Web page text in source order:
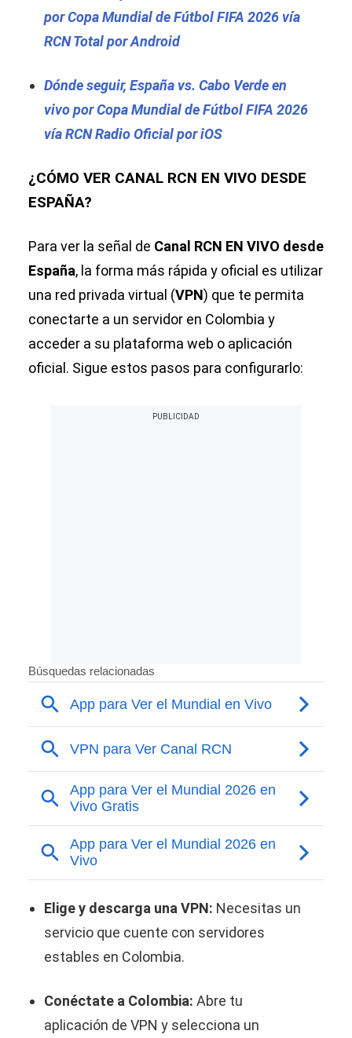
por Copa Mundial de Fútbol FIFA 2026 vía
RCN Total por Android
Dónde seguir, España vs. Cabo Verde en
vivo por Copa Mundial de Fútbol FIFA 2026
vía RCN Radio Oficial por iOS
¿CÓMO VER CANAL RCN EN VIVO DESDE
ESPAÑA?
Para ver la señal de Canal RCN EN VIVO desde
España, la forma más rápida y oficial es utilizar
una red privada virtual (VPN) que te permita
conectarte a un servidor en Colombia y
acceder a su plataforma web o aplicación
oficial. Sigue estos pasos para configurarlo:
Elige y descarga una VPN: Necesitas un
servicio que cuente con servidores
estables en Colombia.
Conéctate a Colombia: Abre tu
aplicación de VPN y selecciona un